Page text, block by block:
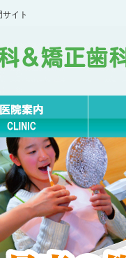
イト